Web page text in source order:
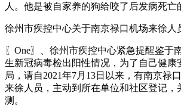
人。他是被自家养的狗给咬了后发病死亡
徐州市疾控中心关于南京禄口机场来徐人
〖One〗、徐州市疾控中心紧急提醒鉴于
生新冠病毒检出阳性情况，为了自己健康
局，请自2021年7月13日以来，有南京禄
来徐人员，主动到所在单位和社区登记，
测。